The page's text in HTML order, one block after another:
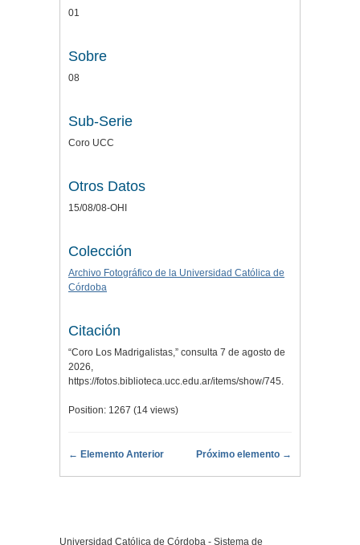
01
Sobre
08
Sub-Serie
Coro UCC
Otros Datos
15/08/08-OHI
Colección
Archivo Fotográfico de la Universidad Católica de
Córdoba
Citación
“Coro Los Madrigalistas,” consulta 7 de agosto de
2026,
https://fotos.biblioteca.ucc.edu.ar/items/show/745.
Position: 1267 (14 views)
← Elemento Anterior Próximo elemento →
Universidad Católica de Córdoba - Sistema de